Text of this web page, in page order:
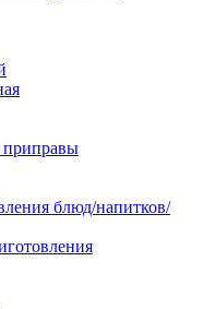
приправы
блюд/напитков/